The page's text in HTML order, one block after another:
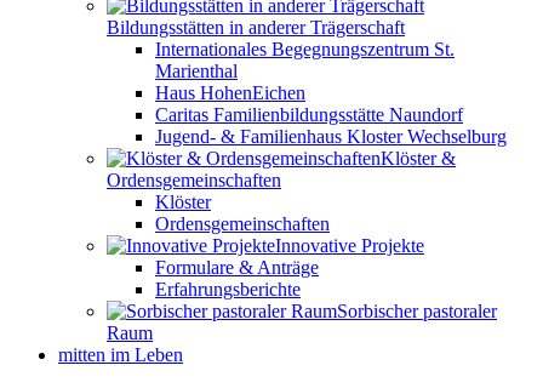
Bildungsstätten in anderer Trägerschaft
Internationales Begegnungszentrum St.
Marienthal
Haus HohenEichen
Caritas Familienbildungsstätte Naundorf
Jugend- & Familienhaus Kloster Wechselburg
Klöster &
Ordensgemeinschaften
Klöster
Ordensgemeinschaften
Innovative Projekte
Formulare & Anträge
Erfahrungsberichte
Sorbischer pastoraler
Raum
mitten im Leben